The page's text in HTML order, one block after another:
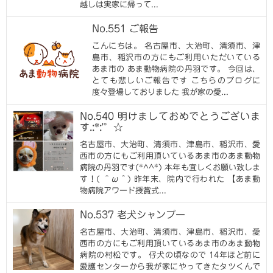
越しは実家に帰って...
No.551 ご報告
こんにちは。 名古屋市、大治町、清須市、津
島市、稲沢市の方にもご利用いただいている
あま市の あま動物病院の丹羽です。 今回は、
とても悲しいご報告です こちらのブログに
度々登場しておりました 我が家の愛...
No.540 明けましておめでとうございま
す.:*:'°☆
名古屋市、大治町、清須市、津島市、稲沢市、愛
西市の方にもご利用頂いているあま市のあま動物
病院の丹羽です(*^^*) 本年も宜しくお願い致しま
す！( ＾ω＾) 昨年末、院内で行われた 【あま動
物病院アワード授賞式...
No.537 老犬シャンプー
名古屋市、大治町、清須市、津島市、稲沢市、愛
西市の方にもご利用頂いているあま市のあま動物
病院の村松です。 仔犬の頃なので 14年ほど前に
愛護センターから我が家にやってきたタツくんで